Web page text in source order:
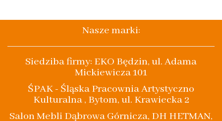
Nasze marki:
Siedziba firmy: EKO Będzin, ul. Adama
Mickiewicza 101
ŚPAK - Śląska Pracownia Artystyczno
Kulturalna , Bytom, ul. Krawiecka 2
Salon Mebli Dąbrowa Górnicza, DH HETMAN,